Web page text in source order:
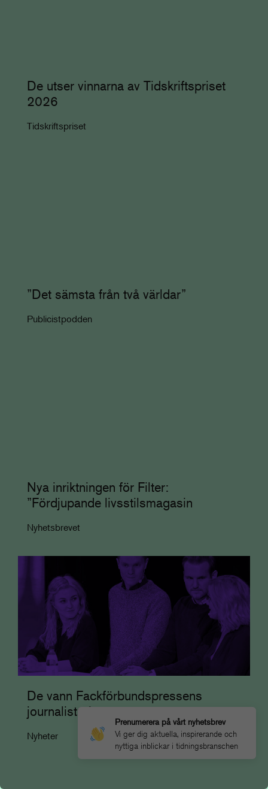
Prenumerera på vårt nyhetsbrev
Vi ger dig aktuella, inspirerande och
nyttiga inblickar i tidningsbranschen
De utser vinnarna av Tidskriftspriset
2026
Tidskriftspriset
”Det sämsta från två världar”
Publicistpodden
Nya inriktningen för Filter:
”Fördjupande livsstilsmagasin
Nyhetsbrevet
De vann Fackförbundspressens
journalistpriser 2026
Nyheter